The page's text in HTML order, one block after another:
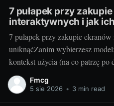
7 pułapek przy
interaktywnych i jak
7 pułapek przy zakupie
uniknąćZanim wybierzesz
kontekst użycia (na co patrzę po
dziesiątkach testów w szkołach
jedno: najlepszy ekran to ten,
Fmcg
5 sie 2026 • 3 min read